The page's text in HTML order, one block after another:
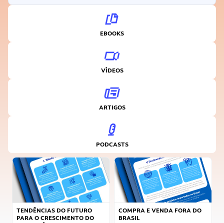
EBOOKS
VÍDEOS
ARTIGOS
PODCASTS
TENDÊNCIAS DO FUTURO
PARA O CRESCIMENTO DO
COMPRA E VENDA FORA DO
BRASIL